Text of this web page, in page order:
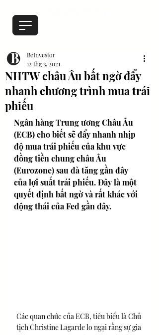
NHTW châu Âu bất ngờ đẩy
nhanh chương trình mua trái
phiếu
BeInvestor
12 thg 3, 2021
Ngân hàng Trung ương Châu Âu
(ECB) cho biết sẽ đẩy nhanh nhịp
độ mua trái phiếu của khu vực
đồng tiền chung châu Âu
(Eurozone) sau đà tăng gần đây
của lợi suất trái phiếu. Đây là một
quyết định bất ngờ và rất khác với
động thái của Fed gần đây.
Các quan chức của ECB, tiêu biểu là Chủ
tịch Christine Lagarde lo ngại rằng sự gia